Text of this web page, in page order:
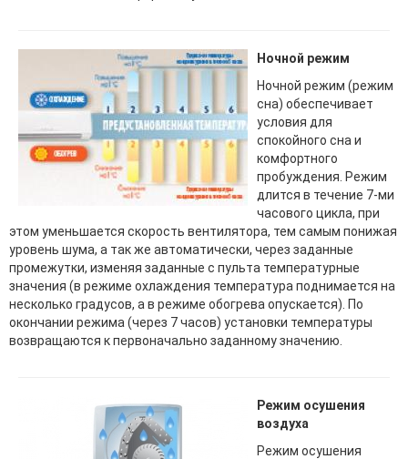
Ночной режим
Ночной режим (режим
сна) обеспечивает
условия для
спокойного сна и
комфортного
пробуждения. Режим
длится в течение 7-ми
часового цикла, при
этом уменьшается скорость вентилятора, тем самым понижая
уровень шума, а так же автоматически, через заданные
промежутки, изменяя заданные с пульта температурные
значения (в режиме охлаждения температура поднимается на
несколько градусов, а в режиме обогрева опускается). По
окончании режима (через 7 часов) установки температуры
возвращаются к первоначально заданному значению.
Режим осушения
воздуха
Режим осушения